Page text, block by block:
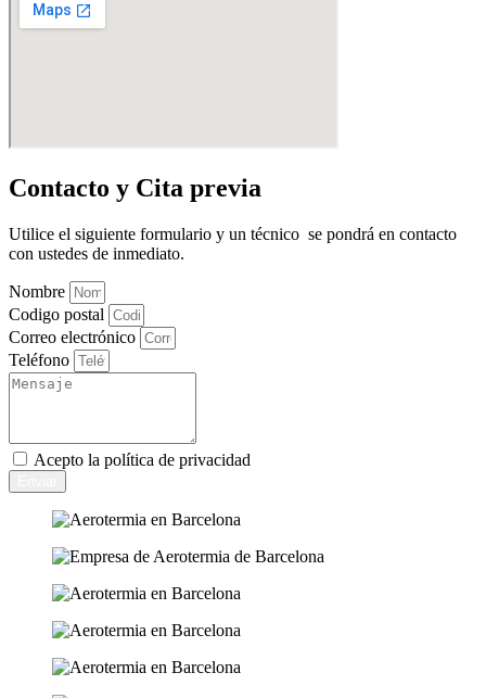
Contacto y Cita previa
Utilice el siguiente formulario y un técnico se pondrá en contacto
con ustedes de inmediato.
Nombre
Codigo postal
Correo electrónico
Teléfono
Acepto la política de privacidad